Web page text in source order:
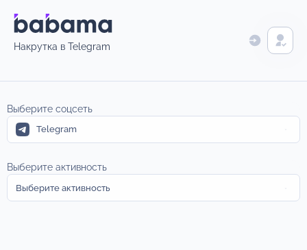
Накрутка в Telegram
Выберите соцсеть
Telegram
Выберите активность
Выберите активность